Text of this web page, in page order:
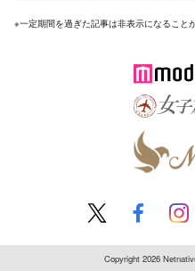
※一定期間を過ぎた記事は非表示になること
Copyright 2026